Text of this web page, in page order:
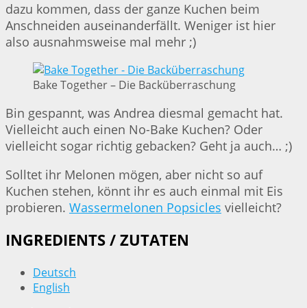
dazu kommen, dass der ganze Kuchen beim
Anschneiden auseinanderfällt. Weniger ist hier
also ausnahmsweise mal mehr ;)
Bake Together – Die Backüberraschung
Bin gespannt, was Andrea diesmal gemacht hat.
Vielleicht auch einen No-Bake Kuchen? Oder
vielleicht sogar richtig gebacken? Geht ja auch… ;)
Solltet ihr Melonen mögen, aber nicht so auf
Kuchen stehen, könnt ihr es auch einmal mit Eis
probieren. Wassermelonen Popsicles vielleicht?
INGREDIENTS / ZUTATEN
Deutsch
English